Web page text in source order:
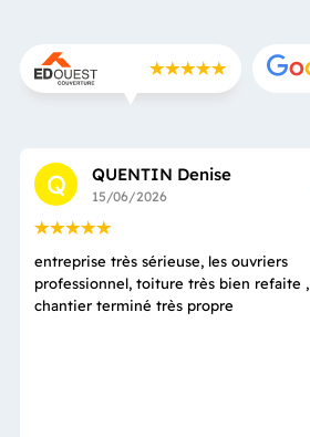
Q QUENTIN Denise
15/06/2026
entreprise très sérieuse, les ouvriers
professionnel, toiture très bien refaite ,
chantier terminé très propre